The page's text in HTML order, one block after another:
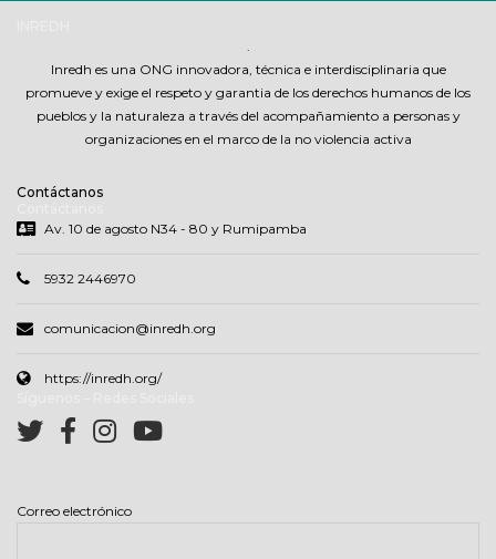
.
Inredh es una ONG innovadora, técnica e interdisciplinaria que
promueve y exige el respeto y garantia de los derechos humanos de los
pueblos y la naturaleza a través del acompañamiento a personas y
organizaciones en el marco de la no violencia activa
Contáctanos
Av. 10 de agosto N34 - 80 y Rumipamba
5932 2446970
comunicacion@inredh.org
https://inredh.org/
Correo electrónico